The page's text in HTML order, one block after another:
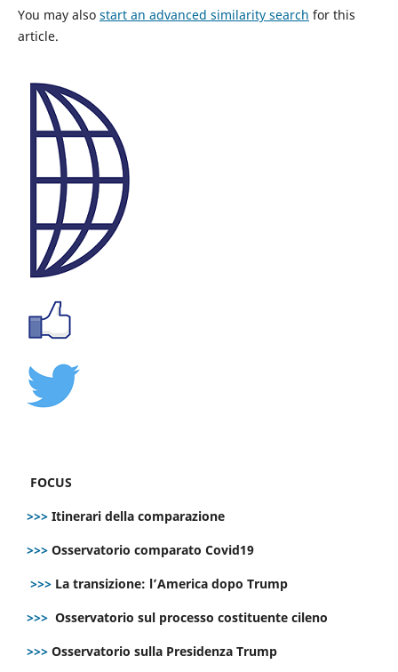
You may also start an advanced similarity search for this
article.
FOCUS
>>> Itinerari della comparazione
>>> Osservatorio comparato Covid19
>>> La transizione: l’America dopo Trump
>>> Osservatorio sul processo costituente cileno
>>> Osservatorio sulla Presidenza Trump